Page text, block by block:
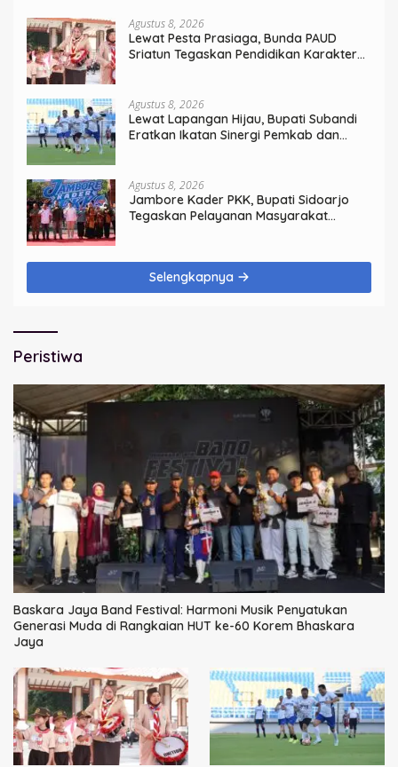
Agustus 8, 2026
Lewat Pesta Prasiaga, Bunda PAUD
Sriatun Tegaskan Pendidikan Karakter
Agustus 8, 2026
Lewat Lapangan Hijau, Bupati Subandi
Eratkan Ikatan Sinergi Pemkab dan
Agustus 8, 2026
Jambore Kader PKK, Bupati Sidoarjo
Tegaskan Pelayanan Masyarakat
Selengkapnya
Peristiwa
Baskara Jaya Band Festival: Harmoni Musik Penyatukan
Generasi Muda di Rangkaian HUT ke-60 Korem Bhaskara
Jaya